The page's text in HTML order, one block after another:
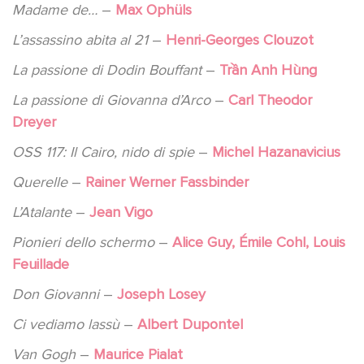
Madame de… – Max Ophüls
L’assassino abita al 21– Henri-Georges Clouzot
La passione di Dodin Bouffant– Trần Anh Hùng
La passione di Giovanna d’Arco– Carl Theodor
Dreyer
OSS 117: Il Cairo, nido di spie– Michel Hazanavicius
Querelle– Rainer Werner Fassbinder
L’Atalante– Jean Vigo
Pionieri dello schermo– Alice Guy, Émile Cohl, Louis
Feuillade
Don Giovanni– Joseph Losey
Ci vediamo lassù– Albert Dupontel
Van Gogh – Maurice Pialat